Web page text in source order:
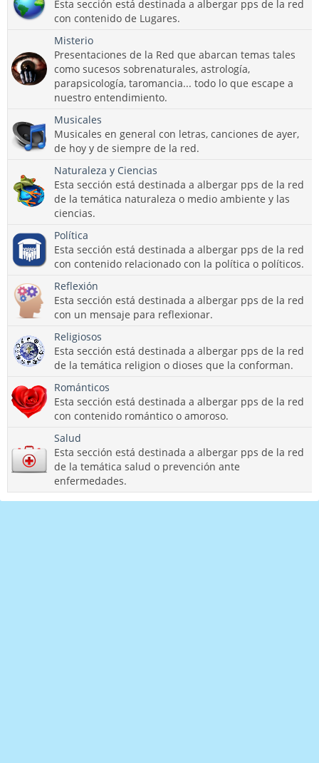
Esta sección está destinada a albergar pps de la red
con contenido de Lugares.
Misterio
Presentaciones de la Red que abarcan temas tales
como sucesos sobrenaturales, astrología,
parapsicología, taromancia... todo lo que escape a
nuestro entendimiento.
Musicales
Musicales en general con letras, canciones de ayer,
de hoy y de siempre de la red.
Naturaleza y Ciencias
Esta sección está destinada a albergar pps de la red
de la temática naturaleza o medio ambiente y las
ciencias.
Política
Esta sección está destinada a albergar pps de la red
con contenido relacionado con la política o políticos.
Reflexión
Esta sección está destinada a albergar pps de la red
con un mensaje para reflexionar.
Religiosos
Esta sección está destinada a albergar pps de la red
de la temática religion o dioses que la conforman.
Románticos
Esta sección está destinada a albergar pps de la red
con contenido romántico o amoroso.
Salud
Esta sección está destinada a albergar pps de la red
de la temática salud o prevención ante
enfermedades.